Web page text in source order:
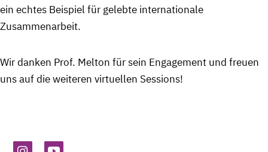
ein echtes Beispiel für gelebte internationale
Zusammenarbeit.
Wir danken Prof. Melton für sein Engagement und freuen
uns auf die weiteren virtuellen Sessions!